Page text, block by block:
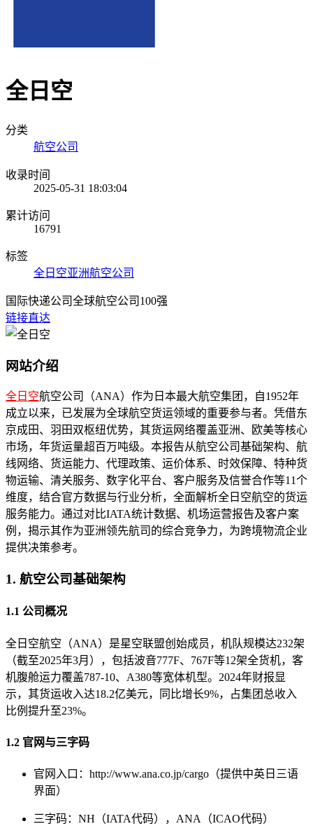
全日空
分类
航空公司
收录时间
2025-05-31 18:03:04
累计访问
16791
标签
全日空亚洲航空公司
国际快递公司全球航空公司100强
链接直达
网站介绍
全日空航空公司（ANA）作为日本最大航空集团，自1952年
成立以来，已发展为全球航空货运领域的重要参与者。凭借东
京成田、羽田双枢纽优势，其货运网络覆盖亚洲、欧美等核心
市场，年货运量超百万吨级。本报告从航空公司基础架构、航
线网络、货运能力、代理政策、运价体系、时效保障、特种货
物运输、清关服务、数字化平台、客户服务及信誉合作等11个
维度，结合官方数据与行业分析，全面解析全日空航空的货运
服务能力。通过对比IATA统计数据、机场运营报告及客户案
例，揭示其作为亚洲领先航司的综合竞争力，为跨境物流企业
提供决策参考。
1. 航空公司基础架构
1.1 公司概况
全日空航空（ANA）是星空联盟创始成员，机队规模达232架
（截至2025年3月），包括波音777F、767F等12架全货机，客
机腹舱运力覆盖787-10、A380等宽体机型。2024年财报显
示，其货运收入达18.2亿美元，同比增长9%，占集团总收入
比例提升至23%。
1.2 官网与三字码
官网入口：http://www.ana.co.jp/cargo（提供中英日三语
界面）
三字码：NH（IATA代码），ANA（ICAO代码）